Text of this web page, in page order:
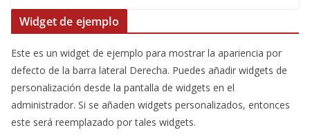
Widget de ejemplo
Este es un widget de ejemplo para mostrar la apariencia por
defecto de la barra lateral Derecha. Puedes añadir widgets de
personalización desde la pantalla de widgets en el
administrador. Si se añaden widgets personalizados, entonces
este será reemplazado por tales widgets.